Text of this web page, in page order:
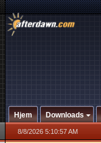
Hjem Downloads
8/8/2026 5:10:57 AM